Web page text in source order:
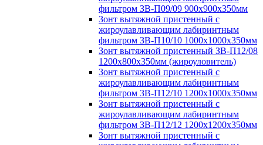
фильтром ЗВ-П09/09 900х900х350мм
Зонт вытяжной пристенный с
жироулавливающим лабиринтным
фильтром ЗВ-П10/10 1000х1000х350мм
Зонт вытяжной пристенный ЗВ-П12/08
1200х800х350мм (жироуловитель)
Зонт вытяжной пристенный с
жироулавливающим лабиринтным
фильтром ЗВ-П12/10 1200х1000х350мм
Зонт вытяжной пристенный с
жироулавливающим лабиринтным
фильтром ЗВ-П12/12 1200х1200х350мм
Зонт вытяжной пристенный с